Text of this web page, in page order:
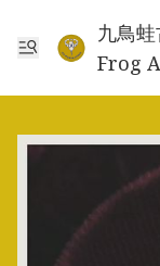
九鳥
Frog